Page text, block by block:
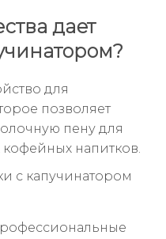
дает
для
позволяет
пену для
кофейных напитков.
с капучинатором